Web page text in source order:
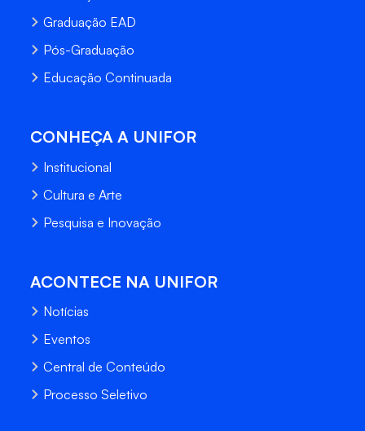
Graduação EAD
Pós-Graduação
Educação Continuada
CONHEÇA A UNIFOR
Institucional
Cultura e Arte
Pesquisa e Inovação
ACONTECE NA UNIFOR
Notícias
Eventos
Central de Conteúdo
Processo Seletivo